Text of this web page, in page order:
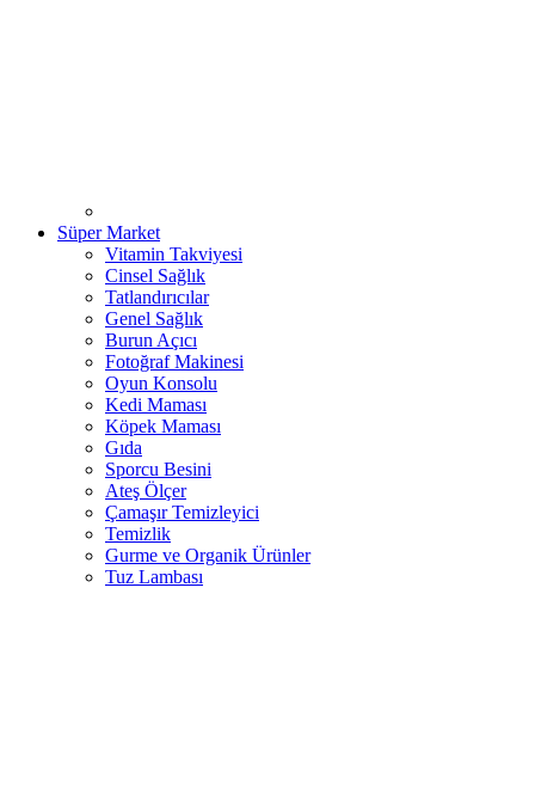
Süper Market
Vitamin Takviyesi
Cinsel Sağlık
Tatlandırıcılar
Genel Sağlık
Burun Açıcı
Fotoğraf Makinesi
Oyun Konsolu
Kedi Maması
Köpek Maması
Gıda
Sporcu Besini
Ateş Ölçer
Çamaşır Temizleyici
Temizlik
Gurme ve Organik Ürünler
Tuz Lambası